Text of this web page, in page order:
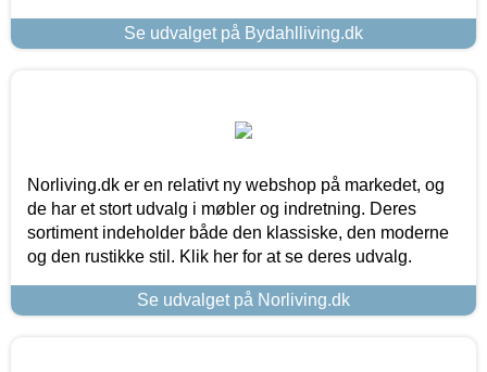
Se udvalget på Bydahlliving.dk
Norliving.dk er en relativt ny webshop på markedet, og
de har et stort udvalg i møbler og indretning. Deres
sortiment indeholder både den klassiske, den moderne
og den rustikke stil. Klik her for at se deres udvalg.
Se udvalget på Norliving.dk